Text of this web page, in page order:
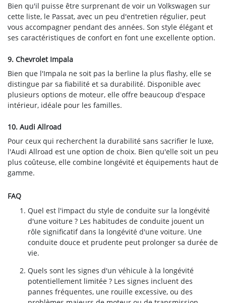
Bien qu'il puisse être surprenant de voir un Volkswagen sur
cette liste, le Passat, avec un peu d'entretien régulier, peut
vous accompagner pendant des années. Son style élégant et
ses caractéristiques de confort en font une excellente option.
9. Chevrolet Impala
Bien que l'Impala ne soit pas la berline la plus flashy, elle se
distingue par sa fiabilité et sa durabilité. Disponible avec
plusieurs options de moteur, elle offre beaucoup d'espace
intérieur, idéale pour les familles.
10. Audi Allroad
Pour ceux qui recherchent la durabilité sans sacrifier le luxe,
l'Audi Allroad est une option de choix. Bien qu'elle soit un peu
plus coûteuse, elle combine longévité et équipements haut de
gamme.
FAQ
Quel est l'impact du style de conduite sur la longévité
d'une voiture ? Les habitudes de conduite jouent un
rôle significatif dans la longévité d'une voiture. Une
conduite douce et prudente peut prolonger sa durée de
vie.
Quels sont les signes d'un véhicule à la longévité
potentiellement limitée ? Les signes incluent des
pannes fréquentes, une rouille excessive, ou des